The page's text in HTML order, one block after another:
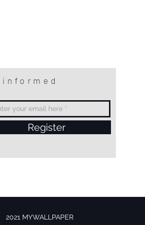
informed
Register
2021 MYWALLPAPER